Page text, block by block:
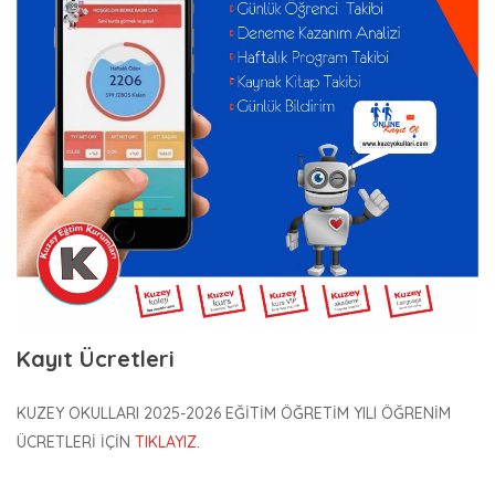
Kayıt Ücretleri
KUZEY OKULLARI 2025-2026 EĞİTİM ÖĞRETİM YILI ÖĞRENİM
ÜCRETLERİ İÇİN TIKLAYIZ.